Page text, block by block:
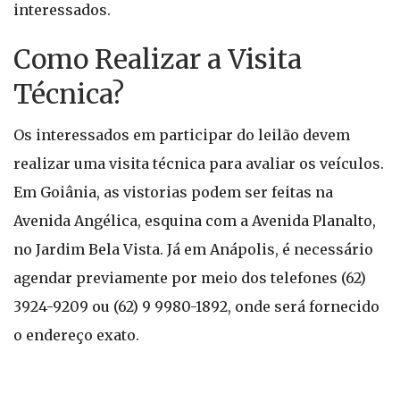
interessados.
Como Realizar a Visita
Técnica?
Os interessados em participar do leilão devem
realizar uma visita técnica para avaliar os veículos.
Em Goiânia, as vistorias podem ser feitas na
Avenida Angélica, esquina com a Avenida Planalto,
no Jardim Bela Vista. Já em Anápolis, é necessário
agendar previamente por meio dos telefones (62)
3924-9209 ou (62) 9 9980-1892, onde será fornecido
o endereço exato.